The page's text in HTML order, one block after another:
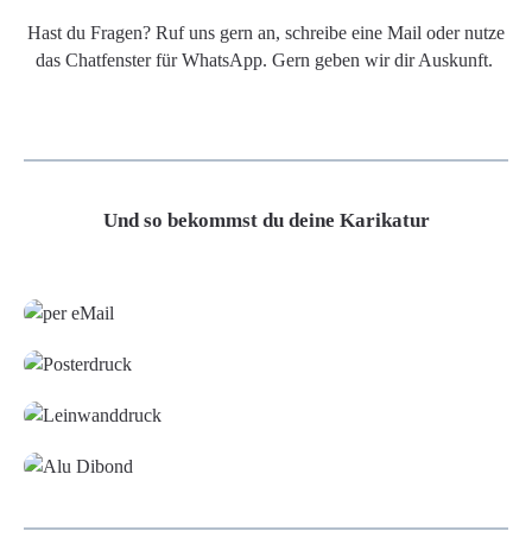
Hast du Fragen? Ruf uns gern an, schreibe eine Mail oder nutze
das Chatfenster für WhatsApp. Gern geben wir dir Auskunft.
Und so bekommst du deine Karikatur